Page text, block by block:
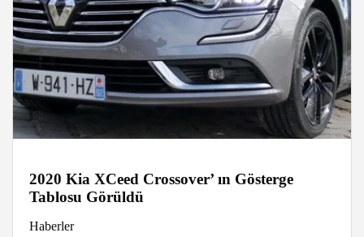
2020 Kia XCeed Crossover’ ın Gösterge
Tablosu Görüldü
Haberler